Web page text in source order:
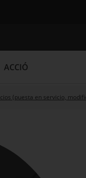
ACCIÓ
(puesta en servicio,